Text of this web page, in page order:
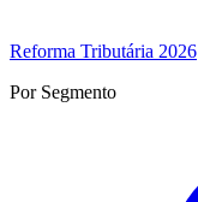
Reforma Tributária 2026
Por Segmento